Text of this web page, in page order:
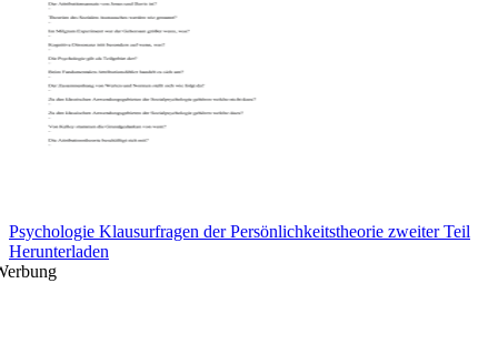
Psychologie Klausurfragen der Persönlichkeitstheorie zweiter Teil
Herunterladen